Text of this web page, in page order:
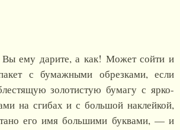
ему дарите, а как! Может сойти и
с бумажными обрезками, если
золотистую бумагу с ярко-
на сгибах и с большой наклейкой,
его имя большими буквами, — и